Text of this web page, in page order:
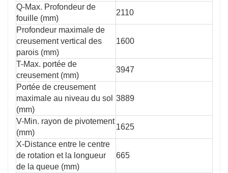
Q-Max. Profondeur de
fouille (mm)
2110
Profondeur maximale de
creusement vertical des
parois (mm)
1600
T-Max. portée de
creusement (mm)
3947
Portée de creusement
maximale au niveau du sol
(mm)
3889
V-Min. rayon de pivotement
(mm)
1625
X-Distance entre le centre
de rotation et la longueur
de la queue (mm)
665